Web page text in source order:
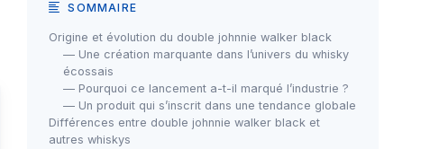
SOMMAIRE
Origine et évolution du double johnnie walker black
— Une création marquante dans l’univers du whisky
écossais
— Pourquoi ce lancement a-t-il marqué l’industrie ?
— Un produit qui s’inscrit dans une tendance globale
Différences entre double johnnie walker black et
autres whiskys